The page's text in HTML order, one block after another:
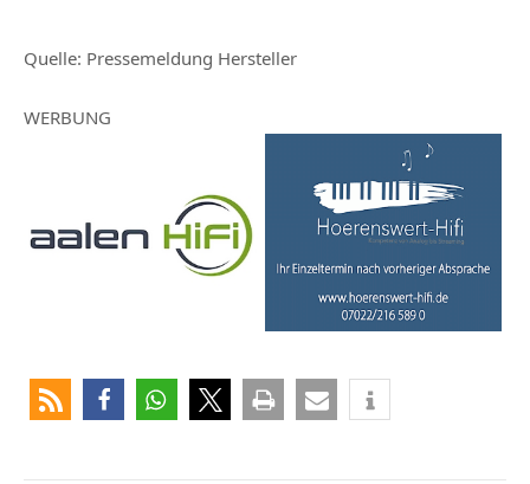
Quelle: Pressemeldung Hersteller
WERBUNG